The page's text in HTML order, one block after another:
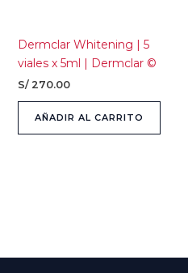
Dermclar Whitening | 5
viales x 5ml | Dermclar ©
S/270.00
AÑADIR AL CARRITO